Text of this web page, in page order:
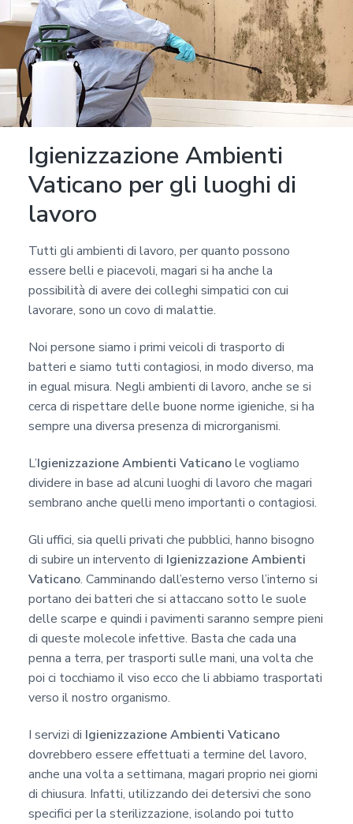
Igienizzazione Ambienti
Vaticano per gli luoghi di
lavoro
Tutti gli ambienti di lavoro, per quanto possono
essere belli e piacevoli, magari si ha anche la
possibilità di avere dei colleghi simpatici con cui
lavorare, sono un covo di malattie.
Noi persone siamo i primi veicoli di trasporto di
batteri e siamo tutti contagiosi, in modo diverso, ma
in egual misura. Negli ambienti di lavoro, anche se si
cerca di rispettare delle buone norme igieniche, si ha
sempre una diversa presenza di microrganismi.
L’Igienizzazione Ambienti Vaticanole vogliamo
dividere in base ad alcuni luoghi di lavoro che magari
sembrano anche quelli meno importanti o contagiosi.
Gli uffici, sia quelli privati che pubblici, hanno bisogno
di subire un intervento di Igienizzazione Ambienti
Vaticano. Camminando dall’esterno verso l’interno si
portano dei batteri che si attaccano sotto le suole
delle scarpe e quindi i pavimenti saranno sempre pieni
di queste molecole infettive. Basta che cada una
penna a terra, per trasporti sulle mani, una volta che
poi ci tocchiamo il viso ecco che li abbiamo trasportati
verso il nostro organismo.
I servizi di Igienizzazione Ambienti Vaticano
dovrebbero essere effettuati a termine del lavoro,
anche una volta a settimana, magari proprio nei giorni
di chiusura. Infatti, utilizzando dei detersivi che sono
specifici per la sterilizzazione, isolando poi tutto